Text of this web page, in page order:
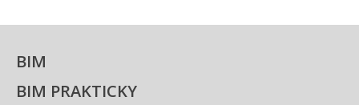
BIM
BIM PRAKTICKY